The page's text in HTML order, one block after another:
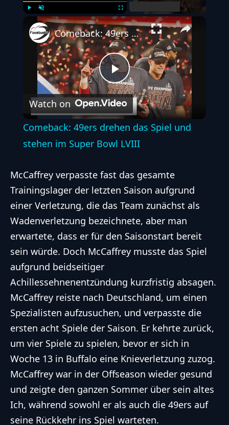
Play Unmute Fullscreen
Play
Video
Comeback: 49ers drehen das Spiel und stehen im Super Bowl LVIII
Watch on
Comeback: 49ers drehen das Spiel und
stehen im Super Bowl LVIII
McCaffrey verpasste fast das gesamte
Trainingslager der letzten Saison aufgrund
einer Verletzung, die das Team zunächst als
Wadenverletzung bezeichnete, aber man
erwartete, dass er für den Saisonstart bereit
sein würde. Doch McCaffrey musste das Spiel
aufgrund beidseitiger
Achillessehnenentzündung kurzfristig absagen.
McCaffrey reiste nach Deutschland, um einen
Spezialisten aufzusuchen, und verpasste die
ersten acht Spiele der Saison. Er kehrte zurück,
um vier Spiele zu spielen, bevor er sich in
Woche 13 in Buffalo eine Knieverletzung zuzog.
McCaffrey war in der Offseason wieder gesund
und zeigte den ganzen Sommer über sein altes
Ich, während sowohl er als auch die 49ers auf
seine Rückkehr ins Spiel warteten.